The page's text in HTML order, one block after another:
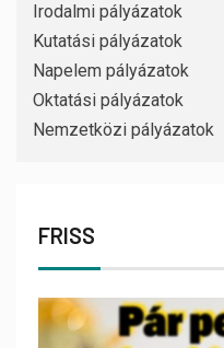
Irodalmi pályázatok
Kutatási pályázatok
Napelem pályázatok
Oktatási pályázatok
Nemzetközi pályázatok
FRISS